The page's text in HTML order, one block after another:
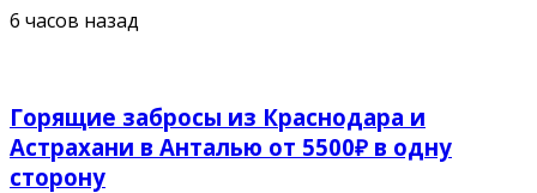
6 часов назад
Горящие забросы из Краснодара и
Астрахани в Анталью от 5500₽ в одну
сторону